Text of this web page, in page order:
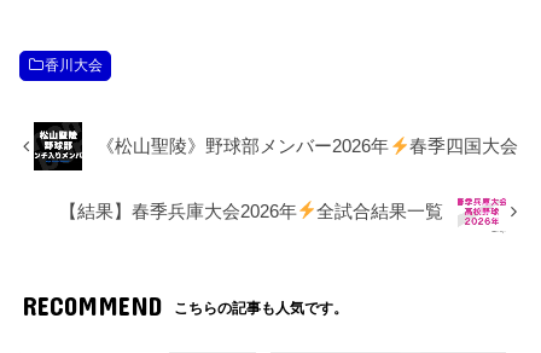
香川大会
《松山聖陵》野球部メンバー2026年 春季四国大会
【結果】春季兵庫大会2026年 全試合結果一覧
RECOMMEND こちらの記事も人気です。